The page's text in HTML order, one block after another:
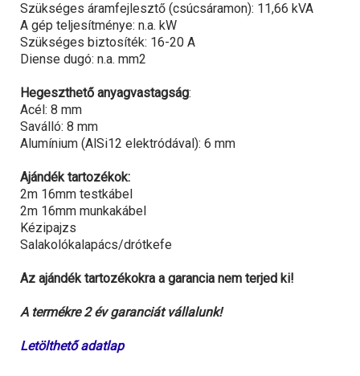
Szükséges áramfejlesztő (csúcsáramon): 11,66 kVA
A gép teljesítménye: n.a. kW
Szükséges biztosíték: 16-20 A
Diense dugó: n.a. mm2
Hegeszthető anyagvastagság:
Acél: 8 mm
Saválló: 8 mm
Alumínium (AlSi12 elektródával): 6 mm
Ajándék tartozékok:
2m 16mm testkábel
2m 16mm munkakábel
Kézipajzs
Salakolókalapács/drótkefe
Az ajándék tartozékokra a garancia nem terjed ki!
A termékre 2 év garanciát vállalunk!
Letölthető adatlap